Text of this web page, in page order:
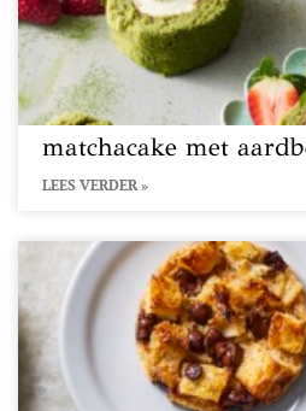
matchacake met
LEES VERDER »